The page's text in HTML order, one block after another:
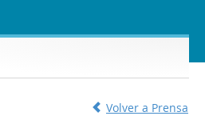
Volver a Prensa